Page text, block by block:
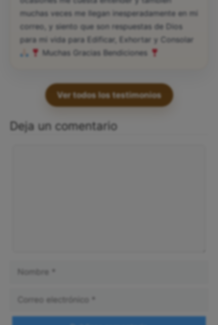
muchas veces me llegan inesperadamente en mi
correo, y siento que son respuestas de Dios
para mi vida para Edificar, Exhortar y Consolar
Muchas Gracias Bendiciones
Ver todos los testimonios
Deja un comentario